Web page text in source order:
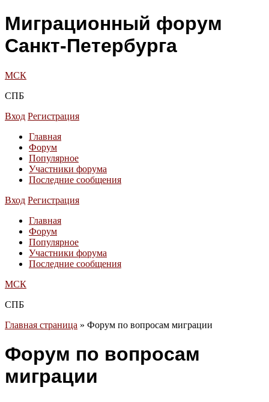
Миграционный форум
Санкт-Петербурга
МСК
СПБ
Вход Регистрация
Главная
Форум
Популярное
Участники форума
Последние сообщения
Вход Регистрация
Главная
Форум
Популярное
Участники форума
Последние сообщения
МСК
СПБ
Главная страница » Форум по вопросам миграции
Форум по вопросам
миграции